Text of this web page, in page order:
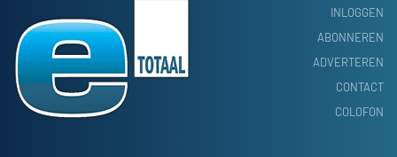
INLOGGEN
ABONNEREN
ADVERTEREN
CONTACT
COLOFON
HOME
PRODUCTNIEUWS
ACHTERGROND